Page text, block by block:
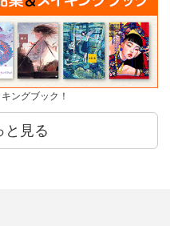
ングブック！
と見る